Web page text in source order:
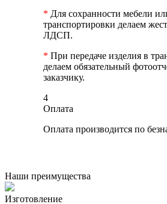
* Для сохранности мебели
транспортировки делаем
ЛДСП.
* При передаче изделия в
делаем обязательный
заказчику.
4
Оплата
Оплата производится по
Наши преимущества
Изготовление